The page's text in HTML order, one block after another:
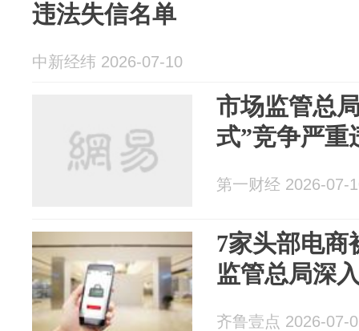
违法失信名单
中新经纬 2026-07-10
市场监管总
式”竞争严重
第一财经 2026-07-
7家头部电商
监管总局深
齐鲁壹点 2026-07-